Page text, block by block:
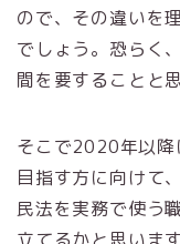
ので、その違いを
でしょう。恐らく
間を要することと
そこで2020年以降
目指す方に向けて
民法を実務で使う